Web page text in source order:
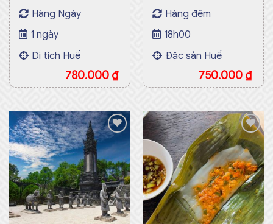
780.000 ₫
Hàng Ngày
1 ngày
Di tích Huế
750.000 ₫
Hàng đêm
18h00
Đặc sản Huế
Add to
wishlist
Add to
wishlist